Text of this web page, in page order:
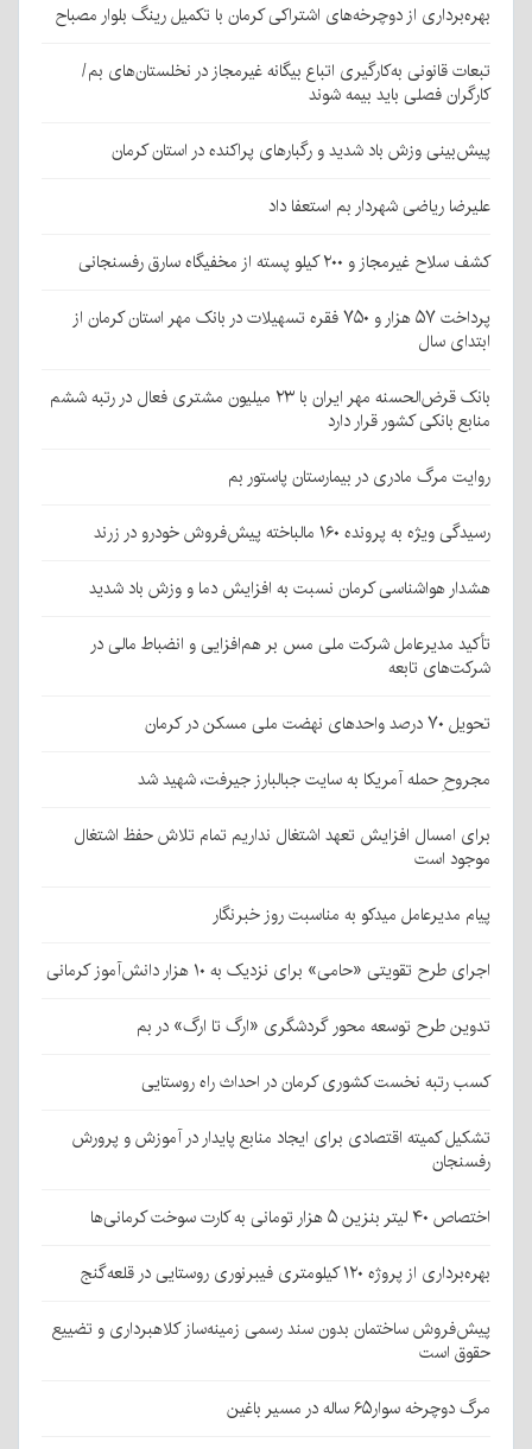
بهره‌برداری از دوچرخه‌های اشتراکی کرمان با تکمیل رینگ بلوار مصباح
تبعات قانونی به‌کارگیری اتباع بیگانه غیرمجاز در نخلستان‌های بم/
کارگران فصلی باید بیمه شوند
پیش‌بینی وزش باد شدید و رگبارهای پراکنده در استان کرمان
علیرضا ریاضی شهردار بم استعفا داد
کشف سلاح غیرمجاز و ۲۰۰ کیلو پسته از مخفیگاه سارق رفسنجانی
پرداخت ۵۷ هزار و ۷۵۰ فقره تسهیلات در بانک مهر استان کرمان از
ابتدای سال
بانک قرض‌الحسنه مهر ایران با ۲۳ میلیون مشتری فعال در رتبه ششم
منابع بانکی کشور قرار دارد
روایت مرگ مادری در بیمارستان پاستور بم
رسیدگی ویژه به پرونده ۱۶۰ مالباخته پیش‌فروش خودرو در زرند
هشدار هواشناسی کرمان نسبت به افزایش دما و وزش باد شدید
تأکید مدیرعامل شرکت ملی مس بر هم‌افزایی و انضباط مالی در
شرکت‌های تابعه
تحویل ۷۰ درصد واحدهای نهضت ملی مسکن در کرمان
مجروحِ حمله آمریکا به سایت جبالبارز جیرفت، شهید شد
برای امسال افزایش تعهد اشتغال نداریم تمام تلاش حفظ اشتغال
موجود است
پیام مدیرعامل میدکو به مناسبت روز خبرنگار
اجرای طرح تقویتی «حامی» برای نزدیک به ۱۰ هزار دانش‌آموز کرمانی
تدوین طرح توسعه محور گردشگری «ارگ تا ارگ» در بم
کسب رتبه نخست کشوری کرمان در احداث راه روستایی
تشکیل کمیته اقتصادی برای ایجاد منابع پایدار در آموزش و پرورش
رفسنجان
اختصاص ۴۰ لیتر بنزین ۵ هزار تومانی به کارت سوخت کرمانی‌ها
بهره‌برداری از پروژه ۱۲۰ کیلومتری فیبرنوری روستایی در قلعه‌گنج
پیش‌فروش ساختمان بدون سند رسمی زمینه‌ساز کلاهبرداری و تضییع
حقوق است
مرگ دوچرخه سوار۶۵ ساله در مسیر باغین